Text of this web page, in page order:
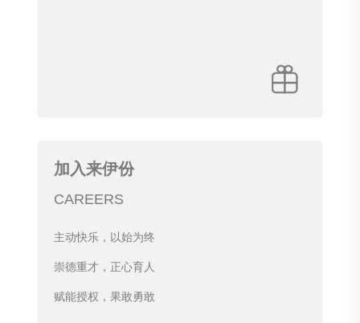
加入来伊份
CAREERS
主动快乐，以始为终
崇德重才，正心育人
赋能授权，果敢勇敢